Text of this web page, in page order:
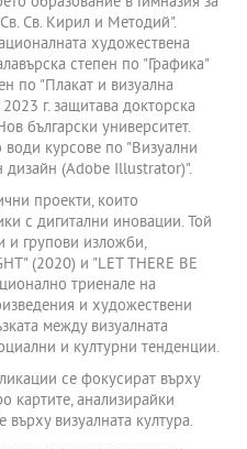
Св. Кирил и Методий".
художествена
степен по "Графика"
по "Плакат и визуална
г. защитава докторска
български университет.
води курсове по "Визуални
дизайн (Adobe Illustrator)".
проекти, които
с дигитални иновации. Той
и групови изложби,
(2020) и "LET THERE BE
триенале на
и художествени
между визуалната
и културни тенденции.
се фокусират върху
картите, анализирайки
визуалната култура.